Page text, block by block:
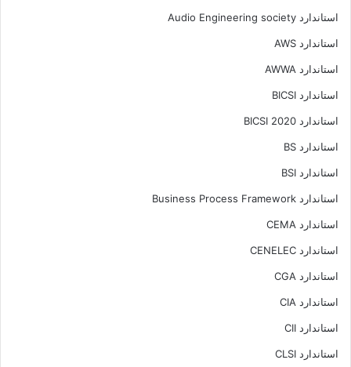
استاندارد Audio Engineering society
استاندارد AWS
استاندارد AWWA
استاندارد BICSI
استاندارد BICSI 2020
استاندارد BS
استاندارد BSI
استاندارد Business Process Framework
استاندارد CEMA
استاندارد CENELEC
استاندارد CGA
استاندارد CIA
استاندارد CII
استاندارد CLSI